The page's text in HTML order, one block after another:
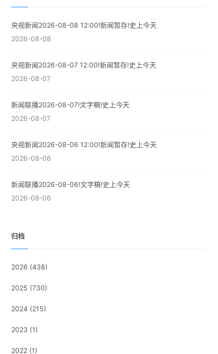
央视新闻2026-08-08 12:00!新闻暂存!史上今天
2026-08-08
央视新闻2026-08-07 12:00!新闻暂存!史上今天
2026-08-07
新闻联播2026-08-07!文字稿!史上今天
2026-08-07
央视新闻2026-08-06 12:00!新闻暂存!史上今天
2026-08-06
新闻联播2026-08-06!文字稿!史上今天
2026-08-06
归档
2026 (438)
2025 (730)
2024 (215)
2023 (1)
2022 (1)